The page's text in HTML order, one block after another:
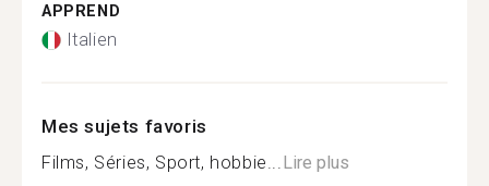
APPREND
Italien
Mes sujets favoris
Films, Séries, Sport, hobbie...Lire plus